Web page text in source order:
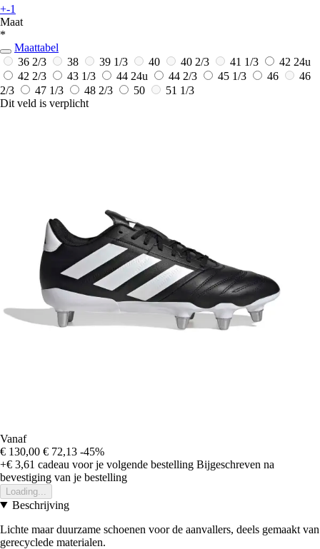
+-1
Maat
*
Maattabel
36 2/3
38 39 1/3 40 40 2/3 41 1/3 42 24u
42 2/3
43 1/3 44 24u 44 2/3 45 1/3 46
46
2/3
47 1/3 48 2/3 50
51 1/3
Dit veld is verplicht
Vanaf
€ 130,00 € 72,13 -45%
+€ 3,61 cadeau voor je volgende bestelling Bijgeschreven na
bevestiging van je bestelling
Loading...
Beschrijving
Lichte maar duurzame schoenen voor de aanvallers, deels gemaakt van
gerecyclede materialen.